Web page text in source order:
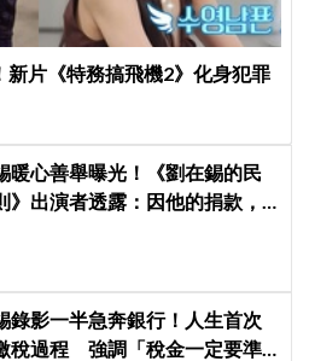
新片《特務搞飛機2》化身犯罪
暖心善舉曝光！《劉在錫的民
》出演者透露：因他的捐款，
錄影一半急奔銀行！人生首次
稅過程 強調「稅金一定要準